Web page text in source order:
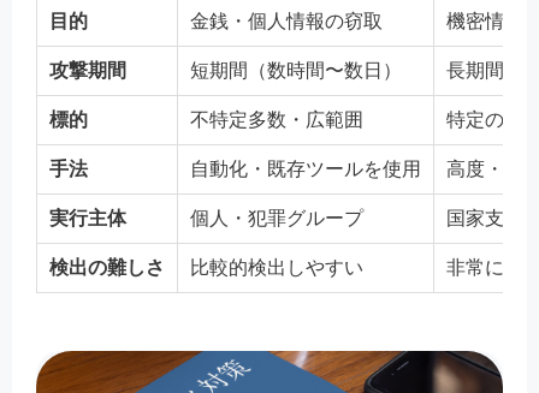
目的 金銭・個人情報の窃取 機密情報
攻撃期間 短期間（数時間〜数日） 長期間（
標的 不特定多数・広範囲 特定の組
手法 自動化・既存ツールを使用 高度・手
実行主体 個人・犯罪グループ 国家支援
検出の難しさ 比較的検出しやすい 非常に検